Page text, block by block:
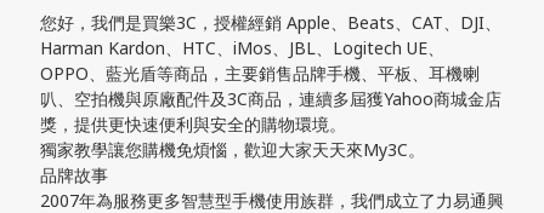
您好，我們是買樂3C，授權經銷 Apple、Beats、CAT、DJI、
Harman Kardon、HTC、iMos、JBL、Logitech UE、
OPPO、藍光盾等商品，主要銷售品牌手機、平板、耳機喇
叭、空拍機與原廠配件及3C商品，連續多屆獲Yahoo商城金店
獎，提供更快速便利與安全的購物環境。
獨家教學讓您購機免煩惱，歡迎大家天天來My3C。
品牌故事
2007年為服務更多智慧型手機使用族群，我們成立了力易通興